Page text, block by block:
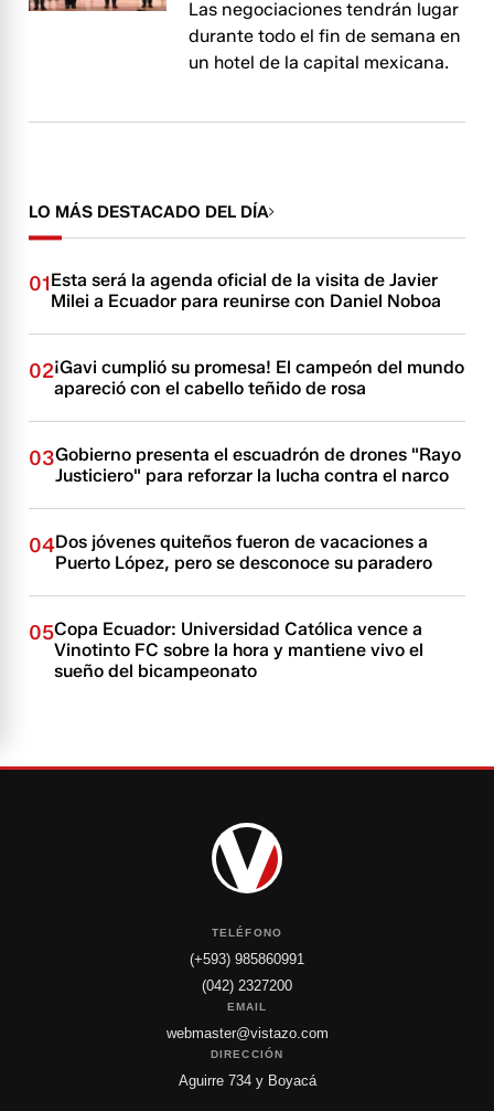
Las negociaciones tendrán lugar
durante todo el fin de semana en
un hotel de la capital mexicana.
LO MÁS DESTACADO DEL DÍA
01Esta será la agenda oficial de la visita de Javier
Milei a Ecuador para reunirse con Daniel Noboa
02¡Gavi cumplió su promesa! El campeón del mundo
apareció con el cabello teñido de rosa
03Gobierno presenta el escuadrón de drones "Rayo
Justiciero" para reforzar la lucha contra el narco
04Dos jóvenes quiteños fueron de vacaciones a
Puerto López, pero se desconoce su paradero
05Copa Ecuador: Universidad Católica vence a
Vinotinto FC sobre la hora y mantiene vivo el
sueño del bicampeonato
TELÉFONO
(+593) 985860991
(042) 2327200
EMAIL
webmaster@vistazo.com
DIRECCIÓN
Aguirre 734 y Boyacá